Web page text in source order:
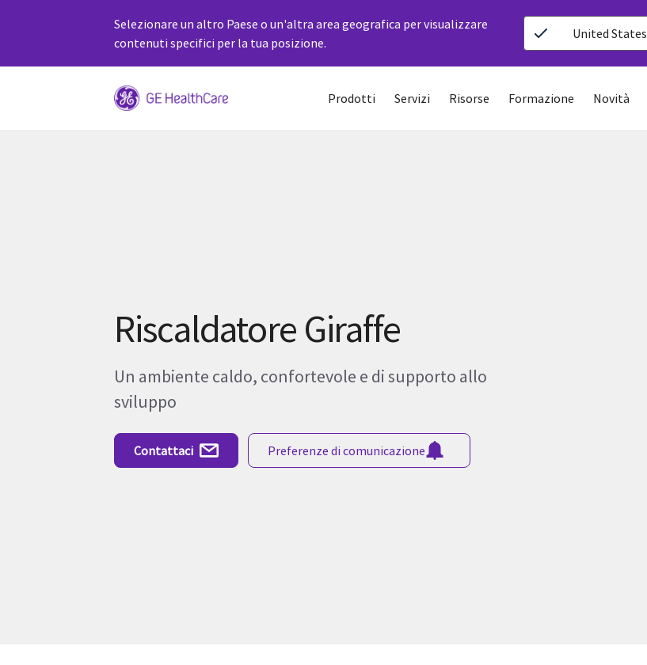
Selezionare un altro Paese o un'altra area geografica per visualizzare
contenuti specifici per la tua posizione.
United States
Prodotti Servizi Risorse Formazione Novità
Riscaldatore Giraffe
Un ambiente caldo, confortevole e di supporto allo
sviluppo
Contattaci Preferenze di comunicazione